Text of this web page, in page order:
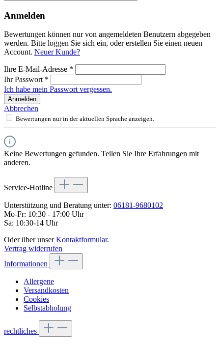
Anmelden
Bewertungen können nur von angemeldeten Benutzern abgegeben
werden. Bitte loggen Sie sich ein, oder erstellen Sie einen neuen
Account. Neuer Kunde?
Ihre E-Mail-Adresse *
Ihr Passwort *
Ich habe mein Passwort vergessen.
Anmelden
Abbrechen
Bewertungen nur in der aktuellen Sprache anzeigen.
Keine Bewertungen gefunden. Teilen Sie Ihre Erfahrungen mit
anderen.
Service-Hotline
Unterstützung und Beratung unter: 06181-9680102
Mo-Fr: 10:30 - 17:00 Uhr
Sa: 10:30-14 Uhr
Oder über unserKontaktformular.
Vertrag widerrufen
Informationen
Allergene
Versandkosten
Cookies
Selbstabholung
rechtliches